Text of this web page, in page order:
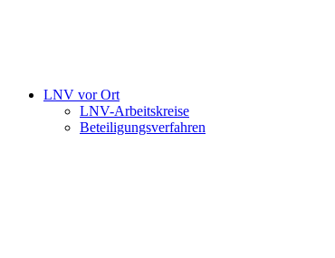
LNV vor Ort
LNV-Arbeitskreise
Beteiligungsverfahren